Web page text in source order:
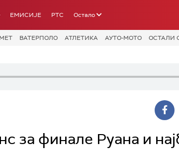
ЕМИСИЈЕ РТС Остало
ВАТЕРПОЛО АТЛЕТИКА АУТО-МОТО ОСТАЛИ
за финале Руана и